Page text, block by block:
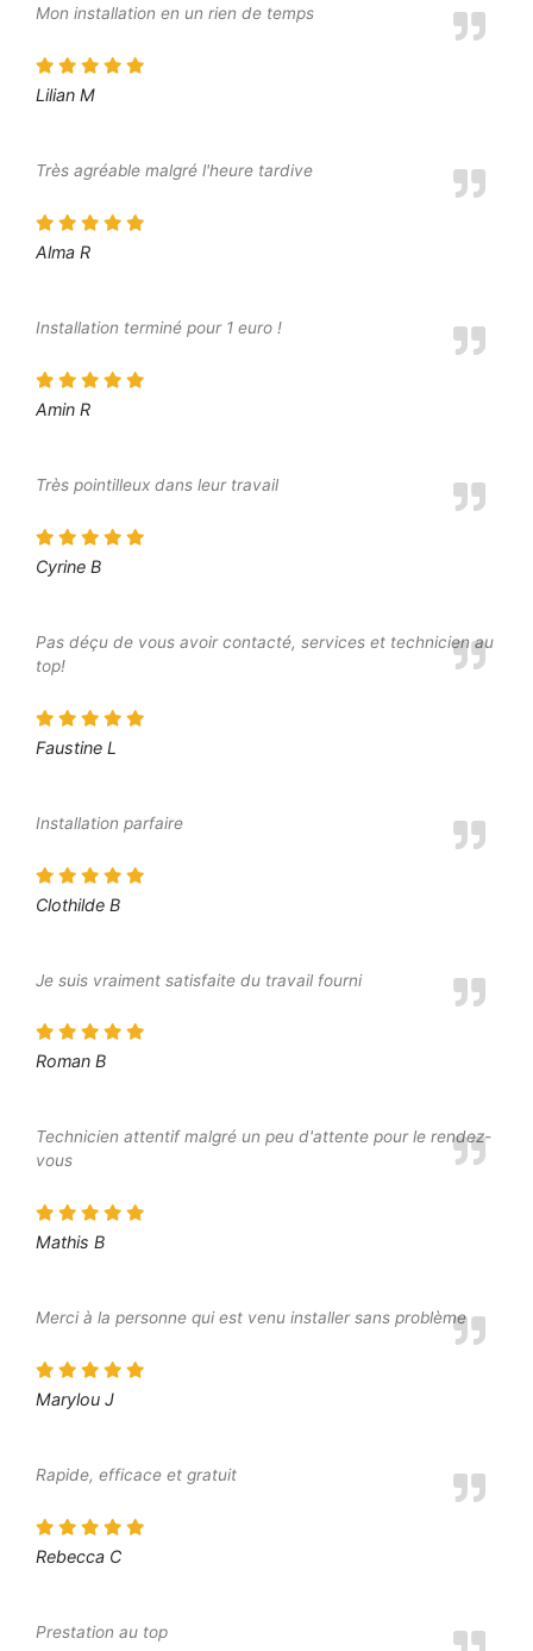
Mon installation en un rien de temps
Lilian M
Très agréable malgré l'heure tardive
Alma R
Installation terminé pour 1 euro !
Amin R
Très pointilleux dans leur travail
Cyrine B
Pas déçu de vous avoir contacté, services et technicien au
top!
Faustine L
Installation parfaire
Clothilde B
Je suis vraiment satisfaite du travail fourni
Roman B
Technicien attentif malgré un peu d'attente pour le rendez-
vous
Mathis B
Merci à la personne qui est venu installer sans problème
Marylou J
Rapide, efficace et gratuit
Rebecca C
Prestation au top